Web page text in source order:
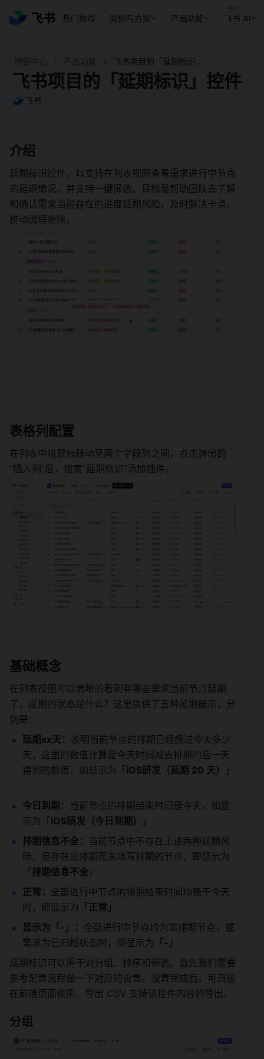
热门推荐 案例与方案 产品功能 飞书 AI
飞书项目的「延期标识」控件
飞书
介绍
延期标识控件，以支持在列表视图查看需求进行中节点
的延期情况，并支持一键筛选。目标是帮助团队去了解
和确认需求当前存在的进度延期风险，及时解决卡点，
推动流程继续。
表格列配置
在列表中将鼠标移动至两个字段列之间，点击弹出的
“插入列”后，搜索“延期标识”添加插件。
基础概念
在列表视图可以清晰的看到有哪些需求当前节点延期
了，延期的状态是什么？这里提供了五种延期展示，分
别是：
延期xx天： 表明当前节点的排期已经超过今天多少
天，这里的数值计算是今天时间减去排期的后一天
得到的数值，如显示为「 iOS研发（延期 20 天）
今日到期： 当前节点的排期结束时间是今天，如显
示为「 iOS研发（今日到期）
排期信息不全： 当前节点中不存在上述两种延期风
险、但存在应排期而未填写排期的节点，即显示为
排期信息不全
正常： 全部进行中节点的排期结束时间均晚于今天
时，即显示为 「正常」
显示为「-」： 全部进行中节点均为非排期节点，或
需求为已归档状态时，即显示为 「-」
延期标识可以用于对分组、排序和筛选。首先我们需要
参考配置流程做一下对应的设置。设置完成后，可直接
在前端页面使用。导出 CSV 支持该控件内容的导出。
分组